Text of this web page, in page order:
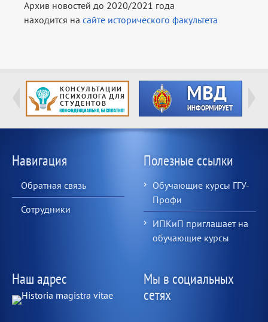
Архив новостей до 2020/2021 года
находится на сайте исторического факультета
Навигация
Обратная связь
Сотрудники
Полезные ссылки
Обучающие курсы ГГУ-
Профи
ИПКиП приглашает на
обучающие курсы
Наш адрес
Мы в социальных
сетях